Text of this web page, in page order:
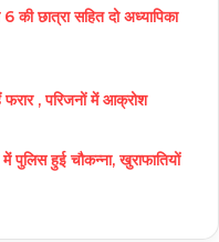
की छात्रा सहित दो अध्यापिका
फरार , परिजनों में आक्रोश
पुलिस हुई चौकन्ना, खुराफातियों